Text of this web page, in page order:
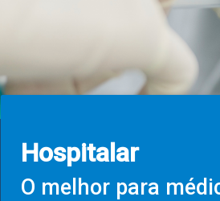
Hospitalar
O melhor para